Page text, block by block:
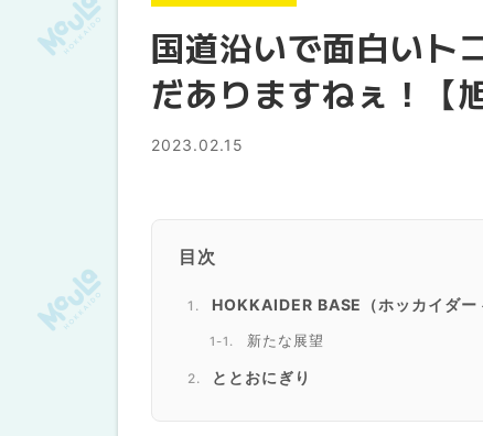
国道沿いで面白いト
だありますねぇ！【
2023.02.15
目次
HOKKAIDER BASE（ホッカイダー
新たな展望
ととおにぎり